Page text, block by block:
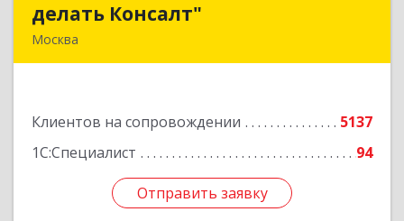
делать Консалт"
Москва
Клиентов на сопровождении
5137
1С:Специалист
94
Отправить заявку
Отправить заявку